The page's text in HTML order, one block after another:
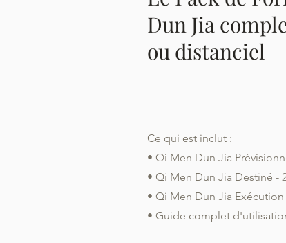
Dun Jia
ou distanciel
Ce qui est inclut :
• Qi Men Dun Jia
• Qi Men Dun Jia Destiné -
• Qi Men Dun Jia
• Guide complet